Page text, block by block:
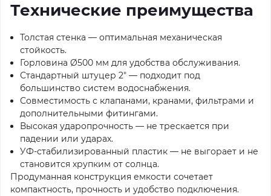
Технические преимущества
Толстая стенка — оптимальная механическая
стойкость.
Горловина Ø500 мм для удобства обслуживания.
Стандартный штуцер 2" — подходит под
большинство систем водоснабжения.
Совместимость с клапанами, кранами, фильтрами и
дополнительными фитингами.
Высокая ударопрочность — не трескается при
падении или ударах.
УФ-стабилизированный пластик — не выгорает и не
становится хрупким от солнца.
Продуманная конструкция емкости сочетает
компактность, прочность и удобство подключения.